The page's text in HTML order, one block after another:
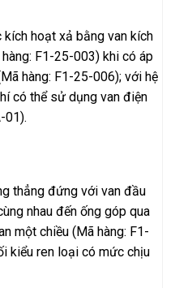
hoạt xả bằng van kích
F1-25-003) khi có áp
hàng: F1-25-006); với hệ
có thể sử dụng van điện
01).
thẳng đứng với van đầu
nhau đến ống góp qua
một chiều (Mã hàng: F1-
kiểu ren loại có mức chịu